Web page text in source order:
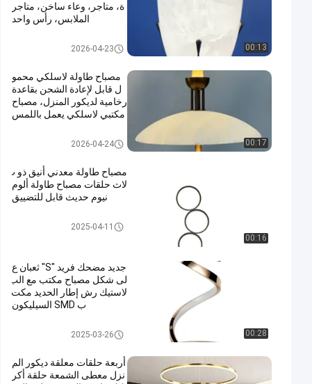
00:13
ة، متاجر، وعاء ساخن، متاجر
الملابس، رأس واحد
مصباح الطاولة الحديث2026-04-23
00:17
مصباح طاولة لاسلكي محمو
ل قابل لإعادة الشحن بقاعدة
رخامية لديكور المنزل، مصباح
مكتبي لاسلكي يعمل باللمس
مصباح الطاولة الحديث2026-04-24
00:16
مصباح طاولة معدني أنيق ذو ث
لاث حلقات مصباح طاولة ألوم
نيوم حديث قابل للتضييق
مصباح الطاولة الحديث2025-04-11
00:28
جديد مضحك فريد "S" ثعبان ع
لى شكل مصباح مكتب مع الب
لاستيك رش إطار الحديد مكت
ب SMD السيليكون
مصباح الطاولة الحديث2025-03-26
أربعة حلقات معلقة ديكور الم
نزل معطى الشمعة حلقة أكر